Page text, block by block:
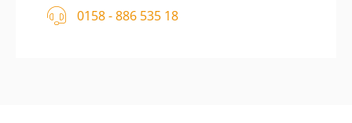
0158 - 886 535 18